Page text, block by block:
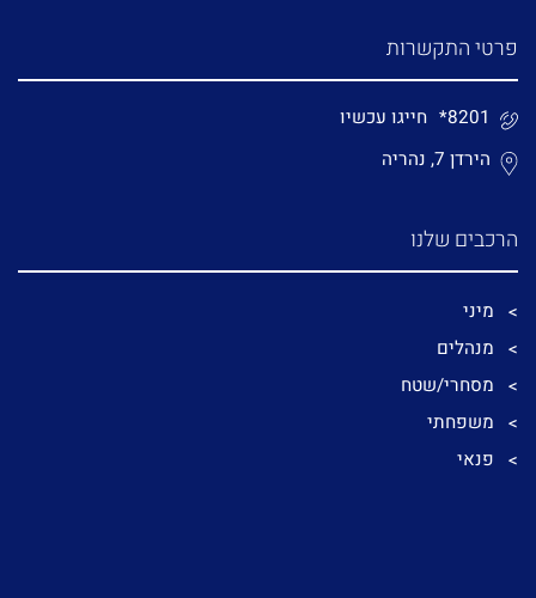
הרכבים שלנו
מיני
מנהלים
מסחרי/שטח
משפחתי
פנאי
פרטי התקשרות
*8201 חייגו עכשיו
הירדן 7, נהריה